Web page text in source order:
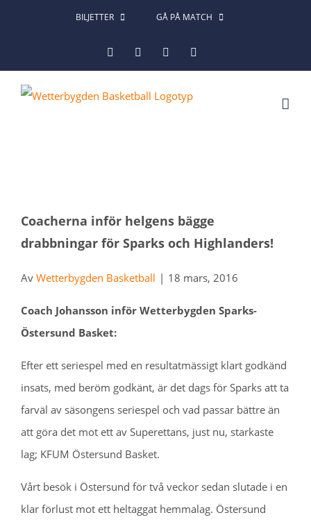
BILJETTER GÅ PÅ MATCH
FacebookInstagram
större
bild
Coacherna inför helgens bägge
drabbningar för Sparks och Highlanders!
Av Wetterbygden Basketball | 18 mars, 2016
Coach Johansson inför Wetterbygden Sparks-
Östersund Basket:
Efter ett seriespel med en resultatmässigt klart godkänd
insats, med beröm godkänt, är det dags för Sparks att ta
farväl av säsongens seriespel och vad passar bättre än
att göra det mot ett av Superettans, just nu, starkaste
lag; KFUM Östersund Basket.
Vårt besök i Östersund för två veckor sedan slutade i en
klar förlust mot ett heltaggat hemmalag. Östersund